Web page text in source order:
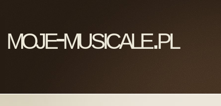
moje-musicale.pl